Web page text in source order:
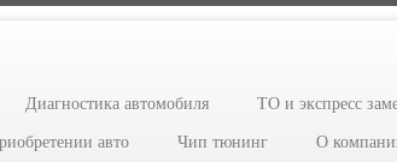
Диагностика автомобиля ТО и экспресс
авто Чип тюнинг О